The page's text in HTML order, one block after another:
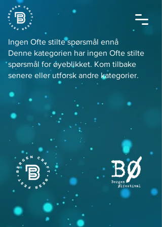
Ingen Ofte stilte spørsmål ennå
Denne kategorien har ingen Ofte stilte
spørsmål for øyeblikket. Kom tilbake
senere eller utforsk andre kategorier.